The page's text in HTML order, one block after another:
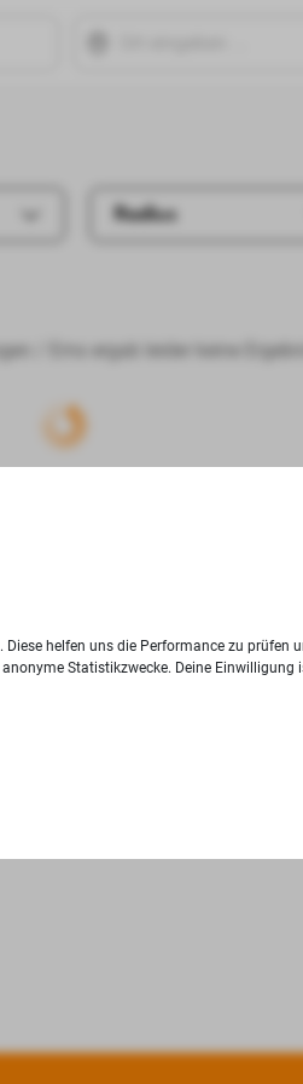
Radius
/ Ems ergab leider keine
helfen uns die Performance zu prüfen
Statistikzwecke. Deine